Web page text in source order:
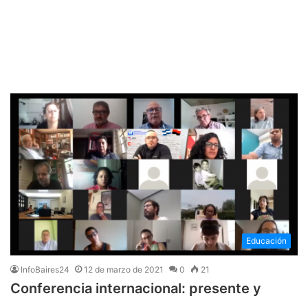
Educación
InfoBaires24 12 de marzo de 2021 0 21
Conferencia internacional: presente y